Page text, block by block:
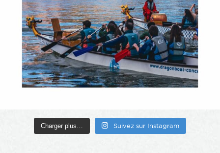
Charger plus… Suivez sur Instagram